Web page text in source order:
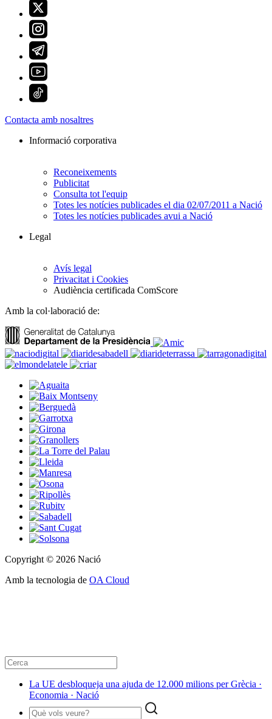
Contacta amb nosaltres
Informació corporativa
Reconeixements
Publicitat
Consulta tot l'equip
Totes les notícies publicades el dia 02/07/2011 a Nació
Totes les notícies publicades avui a Nació
Legal
Avís legal
Privacitat i Cookies
Audiència certificada ComScore
Amb la col·laboració de:
Copyright © 2026 Nació
Amb la tecnologia de OA Cloud
La UE desbloqueja una ajuda de 12.000 milions per Grècia ·
Economia · Nació